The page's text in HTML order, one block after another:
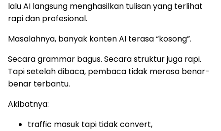
lalu AI langsung menghasilkan tulisan yang terlihat
rapi dan profesional.
Masalahnya, banyak konten AI terasa “kosong”.
Secara grammar bagus. Secara struktur juga rapi.
Tapi setelah dibaca, pembaca tidak merasa benar-
benar terbantu.
Akibatnya:
traffic masuk tapi tidak convert,